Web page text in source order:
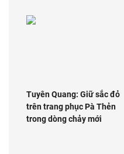
Tuyên Quang: Giữ sắc đỏ
trên trang phục Pà Thẻn
trong dòng chảy mới